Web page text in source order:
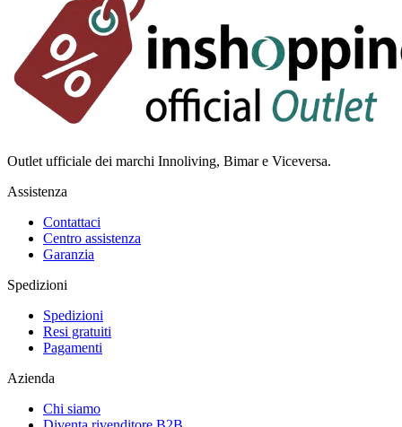
Outlet ufficiale dei marchi Innoliving, Bimar e Viceversa.
Assistenza
Contattaci
Centro assistenza
Garanzia
Spedizioni
Spedizioni
Resi gratuiti
Pagamenti
Azienda
Chi siamo